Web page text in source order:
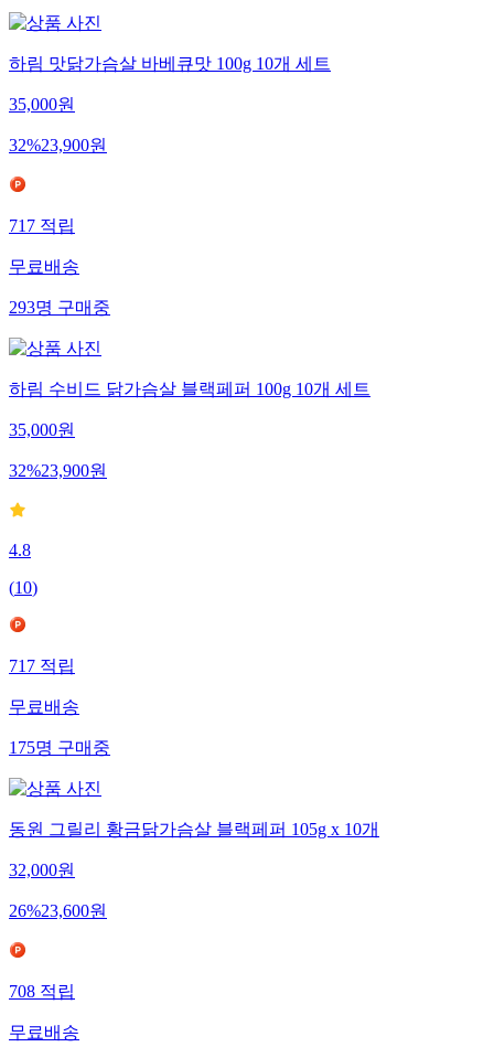
하림 맛닭가슴살 바베큐맛 100g 10개 세트
35,000원
32%23,900원
717적립
무료배송
293명구매중
하림 수비드 닭가슴살 블랙페퍼 100g 10개 세트
35,000원
32%23,900원
4.8
(10)
717적립
무료배송
175명구매중
동원 그릴리 황금닭가슴살 블랙페퍼 105g x 10개
32,000원
26%23,600원
708적립
무료배송